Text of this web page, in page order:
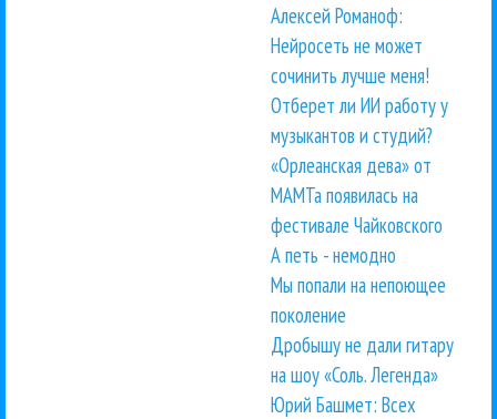
Алексей Романоф:
Нейросеть не может
сочинить лучше меня!
Отберет ли ИИ работу у
музыкантов и студий?
«Орлеанская дева» от
МАМТа появилась на
фестивале Чайковского
А петь - немодно
Мы попали на непоющее
поколение
Дробышу не дали гитару
на шоу «Соль. Легенда»
Юрий Башмет: Всех